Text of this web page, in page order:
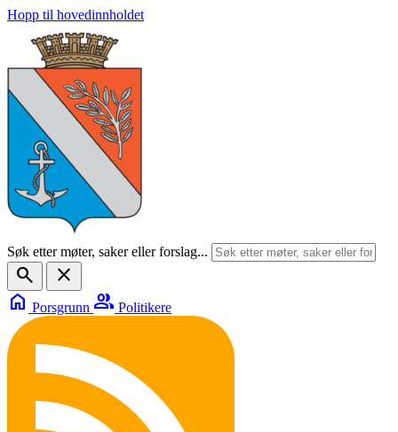
Hopp til hovedinnholdet
Søk etter møter, saker eller forslag...
search
close
home Porsgrunn group Politikere